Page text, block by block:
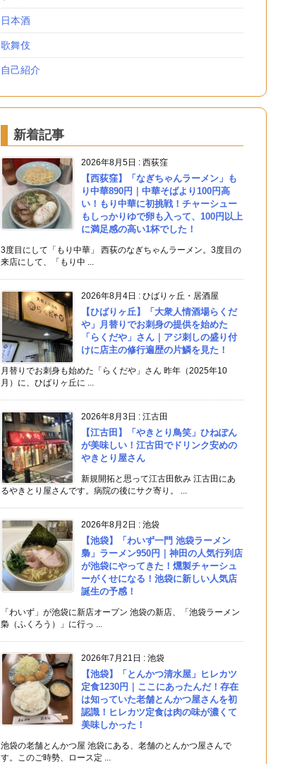
日本酒
歌舞伎
自己紹介
新着記事
2026年8月5日 : 西荻窪
【西荻窪】「なぎちゃんラーメン」も
り中華890円｜中華そばより100円高
い！もり中華に初挑戦！チャーシュー
もしっかりゆで卵も入って、100円以上
に満足感の高い1杯でした！
3度目にして「もり中華」 西荻のなぎちゃんラーメン。3度目の
来店にして、「もり中 ...
2026年8月4日 : ひばりヶ丘・居酒屋
【ひばりヶ丘】「大衆人情酒場らくだ
や」月替りでお刺身の提供を始めた
「らくだや」さん｜アジ刺しの盛り付
けに店主の修行遍歴の片鱗を見た！
月替りでお刺身も始めた「らくだや」さん 昨年（2025年10
月）に、ひばりヶ丘に ...
2026年8月3日 : 江古田
【江古田】「やきとり鳥笑」ひねぽん
が美味しい！江古田でドリンク安めの
やきとり屋さん
新規開拓と思って江古田飲み 江古田にあ
るやきとり屋さんです。病院の後にサク寄り。 ...
2026年8月2日 : 池袋
【池袋】「わいず一門 池袋ラーメン
梟」ラーメン950円｜神田の人気行列店
が池袋にやってきた！燻製チャーシュ
ーがくせになる！池袋に新しい人気店
誕生の予感！
「わいず」が池袋に新店オープン 池袋の新店、「池袋ラーメン
梟（ふくろう）」に行っ ...
2026年7月21日 : 池袋
【池袋】「とんかつ清水屋」ヒレカツ
定食1230円｜ここにあったんだ！存在
は知っていた老舗とんかつ屋さんを初
認識！ヒレカツ定食は肉の味が濃くて
美味しかった！
池袋の老舗とんかつ屋 池袋にある、老舗のとんかつ屋さんで
す。このご時勢、ロース定 ...